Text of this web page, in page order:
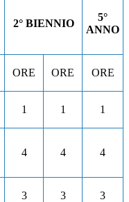
2° BIENNIO
5°
ANNO
ORE ORE ORE
1 1 1
4 4 4
3 3 3